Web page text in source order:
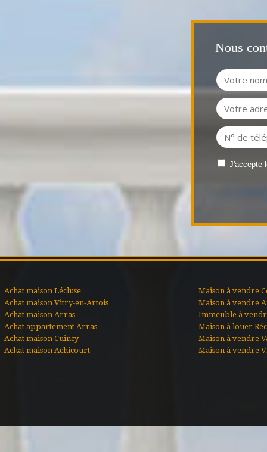
Nous
J'accepte
Achat maison Lécluse
Achat maison Vitry-en-Artois
Achat maison Arras
Achat appartement Arras
Achat maison Cuincy
Achat maison Achicourt
Maison à vendre
Maison à vendre
Immeuble à
Maison à louer
Maison à vendre
Maison à vendre